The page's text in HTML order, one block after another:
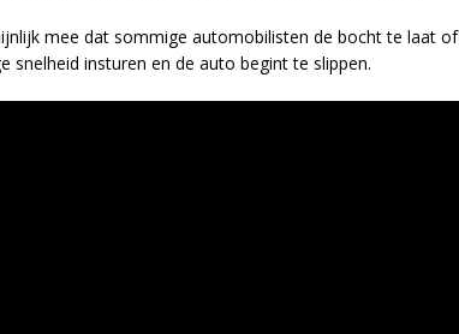
mee dat sommige automobilisten de bocht te laat of
insturen en de auto begint te slippen.